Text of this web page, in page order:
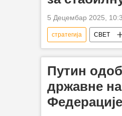
5 Децембар 2025,
стратегија СВЕТ
национална безбедност
Путин
државне
Федерације